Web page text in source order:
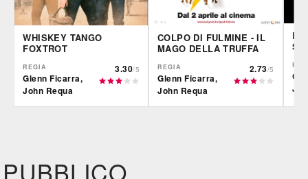
WHISKEY TANGO
FOXTROT
REGIA
Glenn Ficarra,
John Requa
3.30/5
COLPO DI FULMINE - IL
MAGO DELLA TRUFFA
REGIA
Glenn Ficarra,
John Requa
2.73/5
PUBBLICO